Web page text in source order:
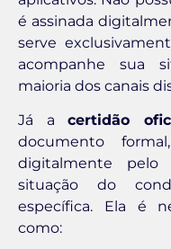
é assinada
serve
acompanhe sua
maioria dos canais
Já acertidão
documento
digitalmente
situação do
específica. Ela é
como: